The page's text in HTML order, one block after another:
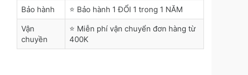
Bảo hành
⭐ Bảo hành 1 ĐỔI 1 trong 1 NĂM
Vận
chuyền
⭐ Miễn phí vận chuyển đơn hàng từ
400K